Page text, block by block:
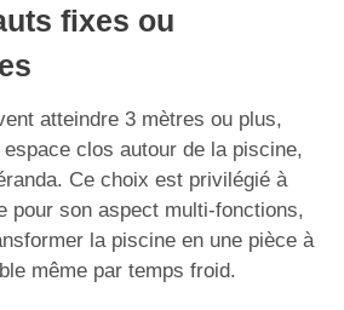
fixes ou
atteindre 3 mètres ou plus,
clos autour de la piscine,
Ce choix est privilégié à
pour son aspect multi-fonctions,
la piscine en une pièce à
même par temps froid.